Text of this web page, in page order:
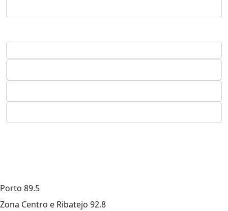
Porto 89.5
Zona Centro e Ribatejo 92.8